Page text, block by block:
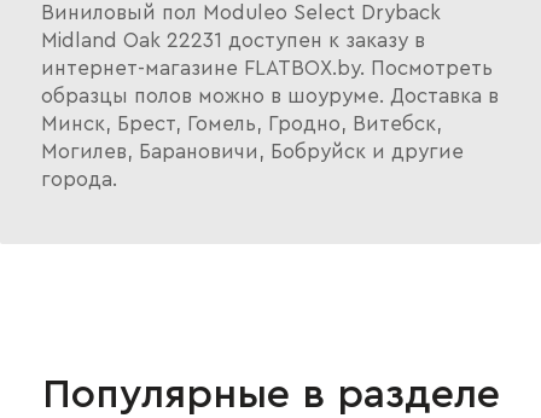
Виниловый пол Moduleo Select Dryback
Midland Oak 22231 доступен к заказу в
интернет-магазине FLATBOX.by. Посмотреть
образцы полов можно в шоуруме. Доставка в
Минск, Брест, Гомель, Гродно, Витебск,
Могилев, Барановичи, Бобруйск и другие
города.
Популярные в разделе